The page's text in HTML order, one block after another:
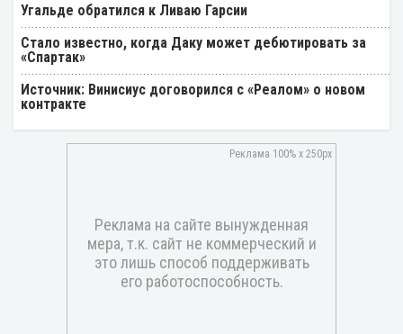
Угальде обратился к Ливаю Гарсии
Стало известно, когда Даку может дебютировать за
«Спартак»
Источник: Винисиус договорился с «Реалом» о новом
контракте